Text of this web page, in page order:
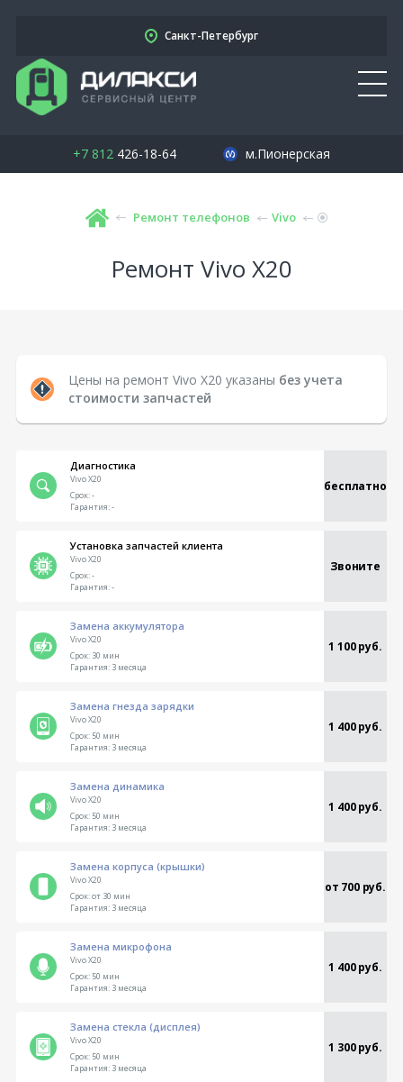
Санкт-Петербург
+7 812426-18-64 м.Пионерская
Ремонт телефонов Vivo
Ремонт Vivo X20
Цены на ремонт Vivo X20 указаны без учета
стоимости запчастей
Диагностика
Vivo X20 бесплатно
Срок:-
Гарантия:-
Установка запчастей клиента
Vivo X20 Звоните
Срок:-
Гарантия:-
Замена аккумулятора
Vivo X20 1 100 руб.
Срок:30 мин
Гарантия:3 месяца
Замена гнезда зарядки
Vivo X20 1 400 руб.
Срок:50 мин
Гарантия:3 месяца
Замена динамика
Vivo X20 1 400 руб.
Срок:50 мин
Гарантия:3 месяца
Замена корпуса (крышки)
Vivo X20 от 700 руб.
Срок:от 30 мин
Гарантия:3 месяца
Замена микрофона
Vivo X20 1 400 руб.
Срок:50 мин
Гарантия:3 месяца
Замена стекла (дисплея)
Vivo X20 1 300 руб.
Срок:50 мин
Гарантия:3 месяца